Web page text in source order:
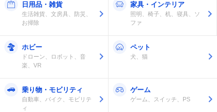
日用品・雑貨
生活雑貨、文房具、防災、
お掃除
家具・インテリア
照明、椅子、机、寝具、ソ
ファ
ホビー
ドローン、ロボット、音
楽、VR
ペット
犬、猫
乗り物・モビリティ
自動車、バイク、モビリテ
ィ
ゲーム
ゲーム、スイッチ、PS